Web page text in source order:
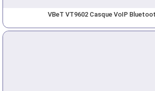
VBeT VT9602 Casque VoIP